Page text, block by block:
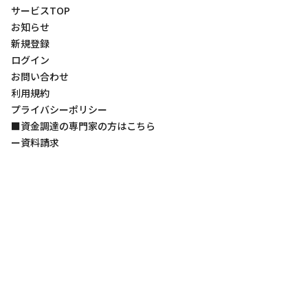
サービスTOP
お知らせ
新規登録
ログイン
お問い合わせ
利用規約
プライバシーポリシー
■資金調達の専門家の方はこちら
ー資料請求